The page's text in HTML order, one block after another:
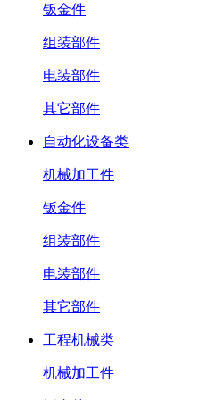
钣金件
组装部件
电装部件
其它部件
自动化设备类
机械加工件
钣金件
组装部件
电装部件
其它部件
工程机械类
机械加工件